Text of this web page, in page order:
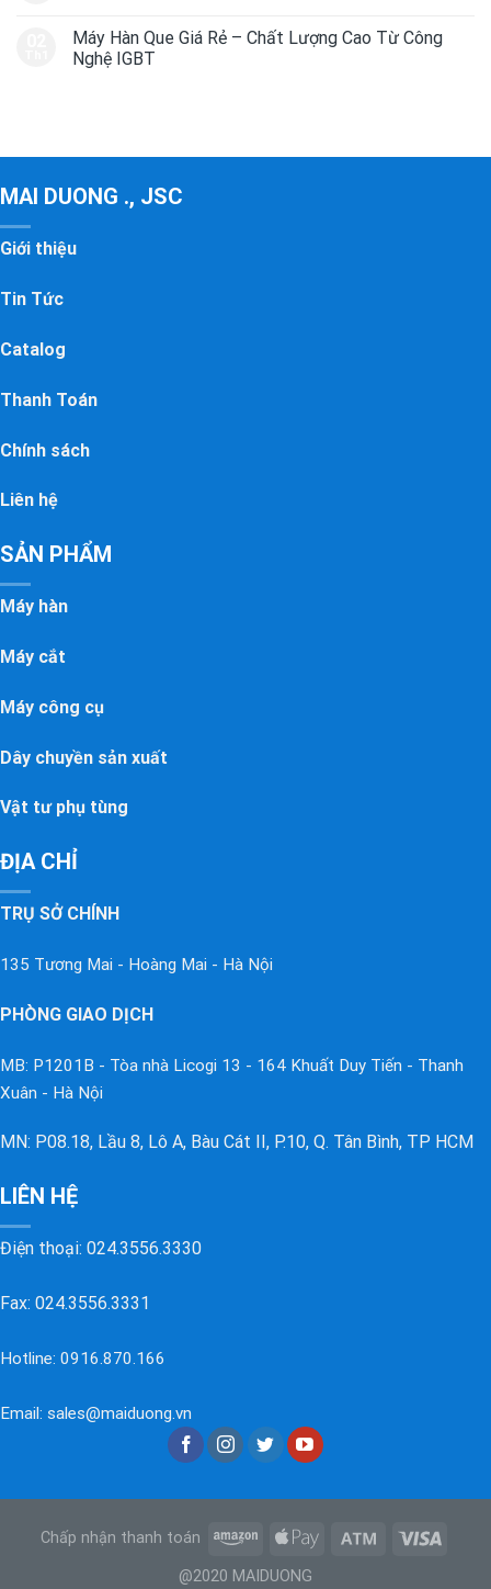
Máy Hàn Que Giá Rẻ – Chất Lượng Cao Từ Công
Nghệ IGBT
MAI DUONG ., JSC
Giới thiệu
Tin Tức
Catalog
Thanh Toán
Chính sách
Liên hệ
SẢN PHẨM
Máy hàn
Máy cắt
Máy công cụ
Dây chuyền sản xuất
Vật tư phụ tùng
ĐỊA CHỈ
TRỤ SỞ CHÍNH
135 Tương Mai - Hoàng Mai - Hà Nội
PHÒNG GIAO DỊCH
MB: P1201B - Tòa nhà Licogi 13 - 164 Khuất Duy Tiến - Thanh
Xuân - Hà Nội
MN: P08.18, Lầu 8, Lô A, Bàu Cát II, P.10, Q. Tân Bình, TP HCM
LIÊN HỆ
Điện thoại: 024.3556.3330
Fax: 024.3556.3331
Hotline: 0916.870.166
Email: sales@maiduong.vn
Chấp nhận thanh toán
@2020 MAIDUONG